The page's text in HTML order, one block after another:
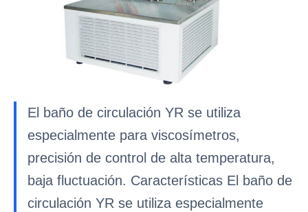
El baño de circulación YR se utiliza
especialmente para viscosímetros,
precisión de control de alta temperatura,
baja fluctuación. Características El baño de
circulación YR se utiliza especialmente